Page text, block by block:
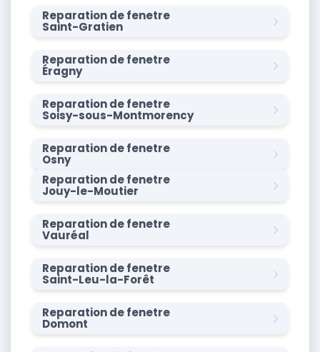
Reparation de fenetre
Saint-Gratien
Reparation de fenetre
Éragny
Reparation de fenetre
Soisy-sous-Montmorency
Reparation de fenetre
Osny
Reparation de fenetre
Jouy-le-Moutier
Reparation de fenetre
Vauréal
Reparation de fenetre
Saint-Leu-la-Forêt
Reparation de fenetre
Domont